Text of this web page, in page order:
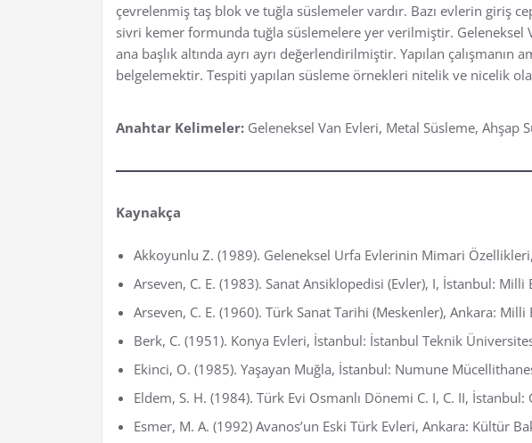
çevrelenmiş taş blok ve tuğla süslemeler vardır. Bazı evlerin giriş
sivri kemer formunda tuğla süslemelere yer verilmiştir. Geleneksel
ana başlık altında ayrı ayrı değerlendirilmiştir. Yapılan
belgelemektir. Tespiti yapılan süsleme örnekleri nitelik ve nicelik
Anahtar Kelimeler: Geleneksel Van Evleri, Metal Süsleme, Ahşap
Kaynakça
Akkoyunlu Z. (1989). Geleneksel Urfa Evlerinin Mimari
Arseven, C. E. (1983). Sanat Ansiklopedisi (Evler), I, İstanbul: Milli
Arseven, C. E. (1960). Türk Sanat Tarihi (Meskenler), Ankara: Milli
Berk, C. (1951). Konya Evleri, İstanbul: İstanbul Teknik
Ekinci, O. (1985). Yaşayan Muğla, İstanbul: Numune
Eldem, S. H. (1984). Türk Evi Osmanlı Dönemi C. I, C. II, İstanbul:
Esmer, M. A. (1992) Avanos’un Eski Türk Evleri, Ankara: Kültür